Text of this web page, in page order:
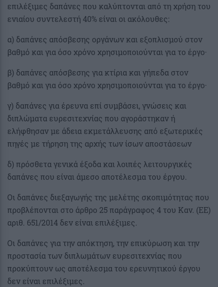
επιλέξιμες δαπάνες που καλύπτονται από τη χρήση του
ενιαίου συντελεστή 40% είναι οι ακόλουθες:
α) δαπάνες απόσβεσης οργάνων και εξοπλισμού στον
βαθμό και για όσο χρόνο χρησιμοποιούνται για το έργο·
β) δαπάνες απόσβεσης για κτίρια και γήπεδα στον
βαθμό και για όσο χρόνο χρησιμοποιούνται για το έργο·
γ) δαπάνες για έρευνα επί συμβάσει, γνώσεις και
διπλώματα ευρεσιτεχνίας που αγοράστηκαν ή
ελήφθησαν με άδεια εκμετάλλευσης από εξωτερικές
πηγές με τήρηση της αρχής των ίσων αποστάσεων
δ) πρόσθετα γενικά έξοδα και λοιπές λειτουργικές
δαπάνες που είναι άμεσο αποτέλεσμα του έργου.
Οι δαπάνες διεξαγωγής της μελέτης σκοπιμότητας που
προβλέπονται στο άρθρο 25 παράγραφος 4 του Καν. (ΕΕ)
αριθ. 651/2014 δεν είναι επιλέξιμες.
Οι δαπάνες για την απόκτηση, την επικύρωση και την
προστασία των διπλωμάτων ευρεσιτεχνίας που
προκύπτουν ως αποτέλεσμα του ερευνητικού έργου
δεν είναι επιλέξιμες.